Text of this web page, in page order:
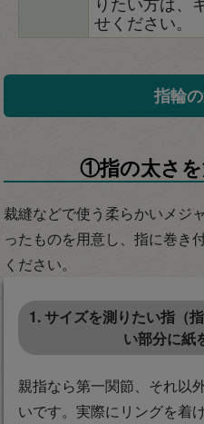
せください。
指輪
①指の太さを
裁縫などで使う柔らかいメジ
ったものを用意し、指に巻き
ください。
1. サイズを測りたい指（
い部分に紙
親指なら第一関節、それ以
いです。実際にリングを着